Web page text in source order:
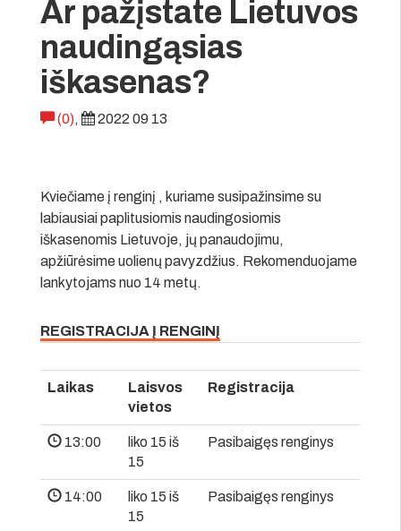
Ar pažįstate Lietuvos
naudingąsias
iškasenas?
(0), 2022 09 13
Kviečiame į renginį , kuriame susipažinsime su
labiausiai paplitusiomis naudingosiomis
iškasenomis Lietuvoje, jų panaudojimu,
apžiūrėsime uolienų pavyzdžius. Rekomenduojame
lankytojams nuo 14 metų.
REGISTRACIJA Į RENGINĮ
Laikas
Laisvos
vietos
Registracija
13:00
liko 15 iš
15
Pasibaigęs renginys
14:00
liko 15 iš
15
Pasibaigęs renginys